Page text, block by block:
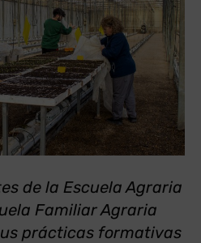
de la Escuela Agraria
Familiar Agraria
prácticas formativas